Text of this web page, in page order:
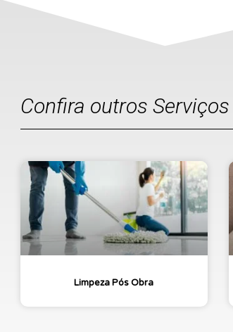
Confira outros
Limpeza Pós Obra